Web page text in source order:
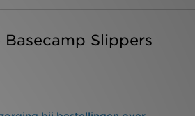
Slippers